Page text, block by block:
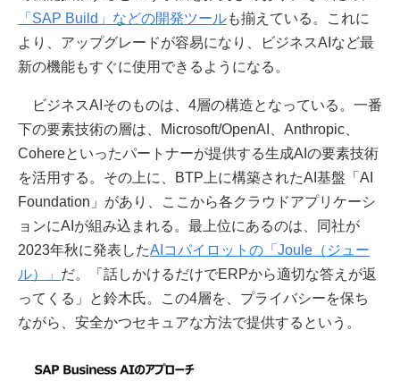
「SAP Build」などの開発ツールも揃えている。これに
より、アップグレードが容易になり、ビジネスAIなど最
新の機能もすぐに使用できるようになる。
ビジネスAIそのものは、4層の構造となっている。一番
下の要素技術の層は、Microsoft/OpenAI、Anthropic、
Cohereといったパートナーが提供する生成AIの要素技術
を活用する。その上に、BTP上に構築されたAI基盤「AI
Foundation」があり、ここから各クラウドアプリケーシ
ョンにAIが組み込まれる。最上位にあるのは、同社が
2023年秋に発表したAIコパイロットの「Joule（ジュー
ル）」 だ。「話しかけるだけでERPから適切な答えが返
ってくる」と鈴木氏。この4層を、プライバシーを保ち
ながら、安全かつセキュアな方法で提供するという。